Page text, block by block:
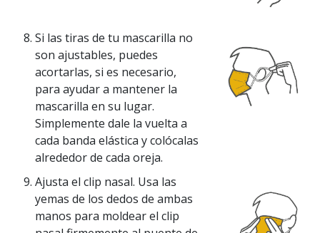
Si las tiras de tu mascarilla no
son ajustables, puedes
acortarlas, si es necesario,
para ayudar a mantener la
mascarilla en su lugar.
Simplemente dale la vuelta a
cada banda elástica y colócalas
alrededor de cada oreja.
Ajusta el clip nasal. Usa las
yemas de los dedos de ambas
manos para moldear el clip